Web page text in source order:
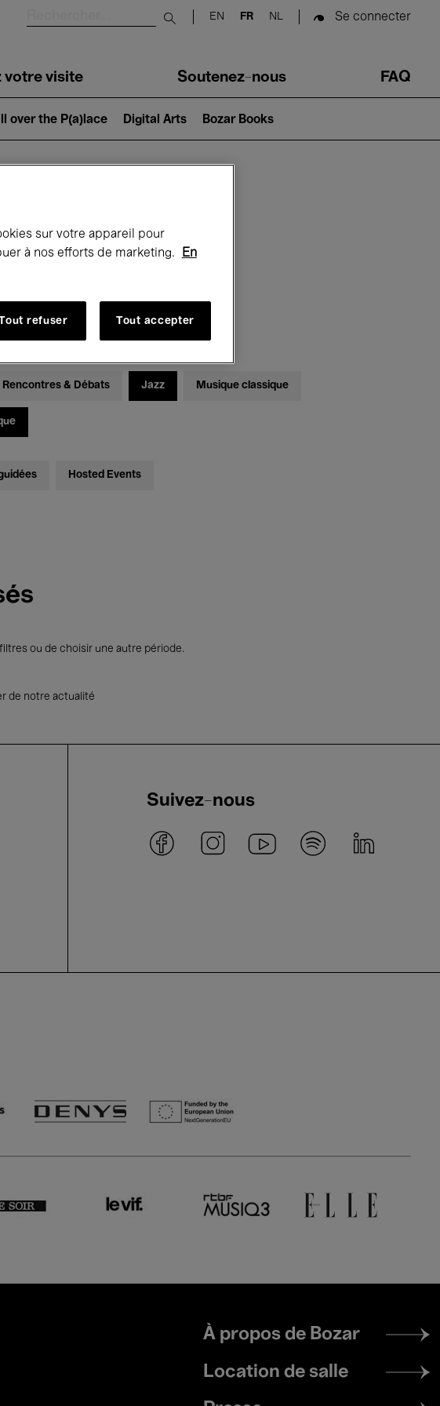
Submit search
EN FR NL Se connecter
votre visite Soutenez-nous FAQ
over the P(a)lace Digital Arts Bozar Books
Bozar
2026
Rencontres & Débats Jazz Musique classique
Hosted Events
ou de choisir une autre période.
de notre actualité
Suivez-nous
Footer
menu
À propos de Bozar
Location de salle
sur votre appareil pour
à nos efforts de marketing.
En
refuser Tout accepter